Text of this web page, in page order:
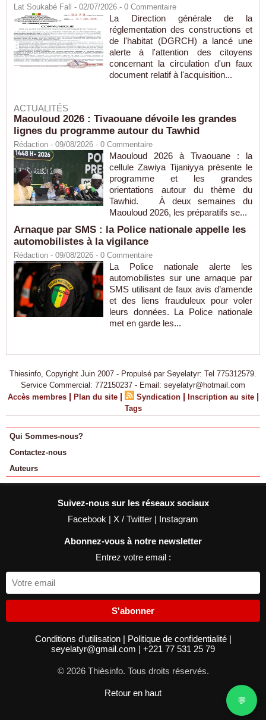
Lat Soukabé Fall - 02/07/2026 - 0 Commentaire
La Direction générale de la
réglementation des constructions et
de l'habitat (DGRCH) a lancé une
alerte à l'attention des citoyens
concernant la circulation d'un faux
document relatif à l'acquisition...
ACTUALITÉS
Maouloud 2026 : Tivaouane dévoile les grandes
lignes du programme autour du Tawhid
Rédaction - 09/08/2026 - 0 Commentaire
Maouloud 2026 à Tivaouane : la
cellule Zawiya Tijaniyya présente le
programme et les grandes
orientations autour du thème du
Tawhid. À deux semaines du
Maouloud 2026, les préparatifs se...
Arnaque par SMS : la Police nationale appelle les
automobilistes à la vigilance
Rédaction - 09/08/2026 - 0 Commentaire
La Police nationale alerte les
automobilistes sur une arnaque par
SMS utilisant de faux avis d’amende
et des liens frauduleux pour voler
leurs données. La Police nationale
met en garde les...
Thiesinfo, Copyright Juin 2007 - Propulsé par Seyelatyr: Tel 775312579.
Service Commercial: 772150237 - Email: seyelatyr@hotmail.com
Accès membres | Plan du site | Syndication | Inscription au site |
Tags
Qui Sommes-nous?
Contactez-nous
Auteurs
Suivez-nous sur les réseaux sociaux
Facebook | X / Twitter | Instagram
Abonnez-vous à notre newsletter
Entrez votre email :
S'abonner
Conditions d'utilisation | Politique de confidentialité |
seyelatyr@gmail.com | +221 77 531 25 79
© 2026 Thièsinfo. Tous droits réservés.
Retour en haut
💬